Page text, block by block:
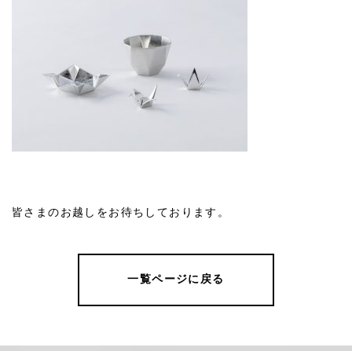
皆さまのお越しをお待ちしております。
一覧ページに戻る